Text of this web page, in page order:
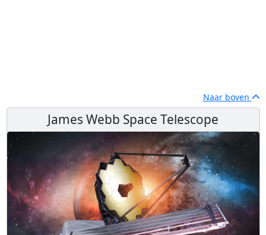
Naar boven
James Webb Space Telescope